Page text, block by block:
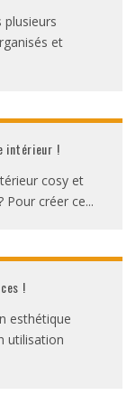
et
intérieur !
cosy et
Pour créer ce...
!
esthétique
utilisation